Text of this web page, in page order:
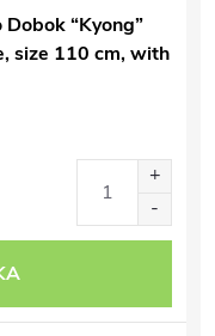
“Kyong”
size 110 cm, with